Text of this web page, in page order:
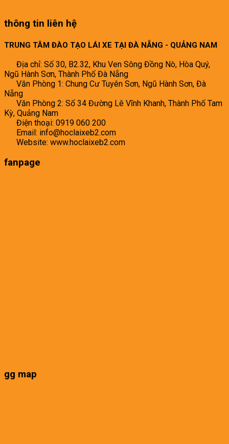
thông tin liên hệ
TRUNG TÂM ĐÀO TẠO LÁI XE TẠI ĐÀ NẴNG - QUẢNG NAM
Địa chỉ: Số 30, B2.32, Khu Ven Sông Đồng Nò, Hòa Quý,
Ngũ Hành Sơn, Thành Phố Đà Nẵng
Văn Phòng 1: Chung Cư Tuyên Sơn, Ngũ Hành Sơn, Đà
Nẵng
Văn Phòng 2: Số 34 Đường Lê Vĩnh Khanh, Thành Phố Tam
Kỳ, Quảng Nam
Điện thoại: 0919 060 200
Email: info@hoclaixeb2.com
Website: www.hoclaixeb2.com
fanpage
gg map